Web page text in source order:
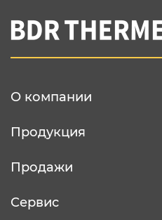
Вы соглашаетесь с
конфеденциальности
О компании
Продукция
Продажи
Сервис